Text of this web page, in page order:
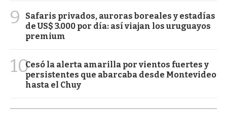
9
Safaris privados, auroras boreales y estadías
de US$ 3.000 por día: así viajan los uruguayos
premium
10Cesó la alerta amarilla por vientos fuertes y
persistentes que abarcaba desde Montevideo
hasta el Chuy